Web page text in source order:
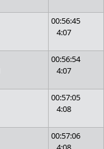
00:56:45
4:07
00:56:54
4:07
00:57:05
4:08
00:57:06